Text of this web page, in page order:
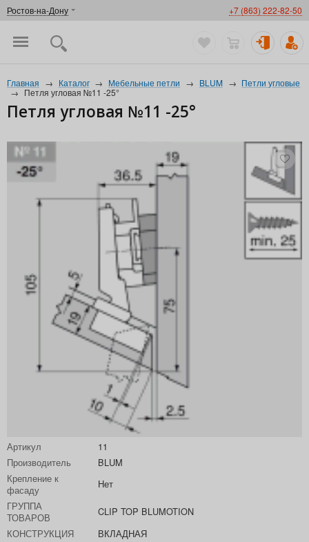
Ростов-на-Дону +7 (863) 222-82-50
Главная → Каталог → Мебельные петли → BLUM → Петли угловые
→ Петля угловая №11 -25°
Петля угловая №11 -25°
Артикул
11
Производитель
BLUM
Крепление к
фасаду
Нет
ГРУППА
ТОВАРОВ
CLIP TOP BLUMOTION
КОНСТРУКЦИЯ
ВКЛАДНАЯ